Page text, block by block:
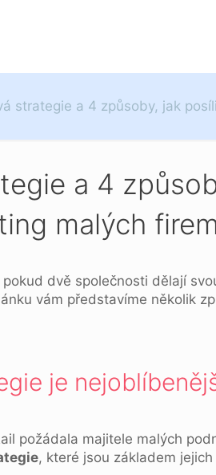
strategie a 4 způsoby, jak
a 4
malých
dvě společnosti dělají
vám představíme několik
je
požádala majitele malých
, které jsou základem